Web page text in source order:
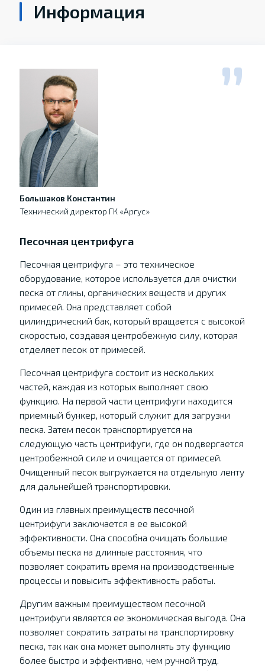
Информация
Большаков Константин
Технический директор ГК «Аргус»
Песочная центрифуга
Песочная центрифуга – это техническое
оборудование, которое используется для очистки
песка от глины, органических веществ и других
примесей. Она представляет собой
цилиндрический бак, который вращается с высокой
скоростью, создавая центробежную силу, которая
отделяет песок от примесей.
Песочная центрифуга состоит из нескольких
частей, каждая из которых выполняет свою
функцию. На первой части центрифуги находится
приемный бункер, который служит для загрузки
песка. Затем песок транспортируется на
следующую часть центрифуги, где он подвергается
центробежной силе и очищается от примесей.
Очищенный песок выгружается на отдельную ленту
для дальнейшей транспортировки.
Один из главных преимуществ песочной
центрифуги заключается в ее высокой
эффективности. Она способна очищать большие
объемы песка на длинные расстояния, что
позволяет сократить время на производственные
процессы и повысить эффективность работы.
Другим важным преимуществом песочной
центрифуги является ее экономическая выгода. Она
позволяет сократить затраты на транспортировку
песка, так как она может выполнять эту функцию
более быстро и эффективно, чем ручной труд.